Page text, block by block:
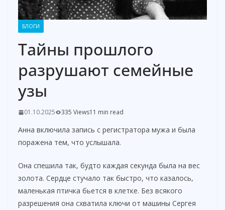
БЛОГИ
Тайны прошлого
разрушают семейные
узы
01.10.2025 335 Views11 min read
Анна включила запись с регистратора мужа и была
поражена тем, что услышала.
Она спешила так, будто каждая секунда была на вес
золота. Сердце стучало так быстро, что казалось,
маленькая птичка бьется в клетке. Без всякого
разрешения она схватила ключи от машины Сергея